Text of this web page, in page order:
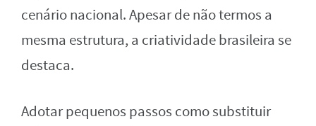
cenário nacional. Apesar de não termos a
mesma estrutura, a criatividade brasileira se
destaca.
Adotar pequenos passos como substituir